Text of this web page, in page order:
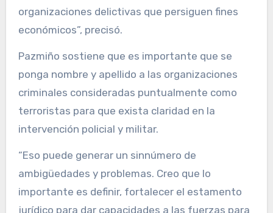
organizaciones delictivas que persiguen fines
económicos”, precisó.
Pazmiño sostiene que es importante que se
ponga nombre y apellido a las organizaciones
criminales consideradas puntualmente como
terroristas para que exista claridad en la
intervención policial y militar.
“Eso puede generar un sinnúmero de
ambigüedades y problemas. Creo que lo
importante es definir, fortalecer el estamento
jurídico para dar capacidades a las fuerzas para